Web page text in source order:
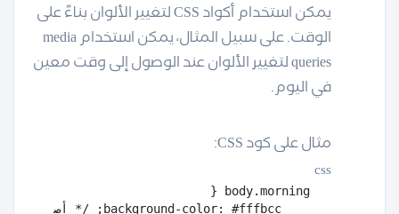
يمكن استخدام أكواد CSS لتغيير الألوان بناءً على
الوقت. على سبيل المثال، يمكن استخدام media
queries لتغيير الألوان عند الوصول إلى وقت معين
في اليوم.
مثال على كود CSS:
css